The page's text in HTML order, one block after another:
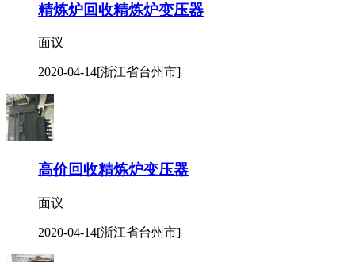
精炼炉回收精炼炉变压器
面议
2020-04-14[浙江省台州市]
高价回收精炼炉变压器
面议
2020-04-14[浙江省台州市]